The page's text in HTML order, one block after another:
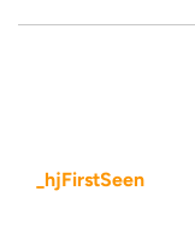
_hjFirstSeen